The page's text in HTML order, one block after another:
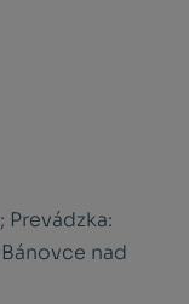
Prevádzka:
nad